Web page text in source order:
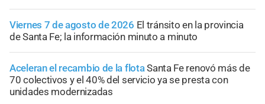
Viernes 7 de agosto de 2026 El tránsito en la provincia
de Santa Fe; la información minuto a minuto
Aceleran el recambio de la flotaSanta Fe renovó más de
70 colectivos y el 40% del servicio ya se presta con
unidades modernizadas